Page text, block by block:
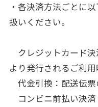
・各決済方法ごとに
扱いください。
クレジットカード
より発行されるご利
代金引換：配送伝
コンビニ前払い決済